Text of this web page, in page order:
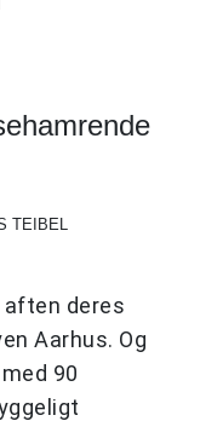
TEIBEL
aften deres
Aarhus. Og
90